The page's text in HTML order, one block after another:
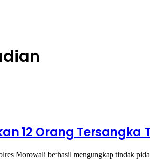
12 Orang Tersangka
Morowali berhasil mengungkap tindak